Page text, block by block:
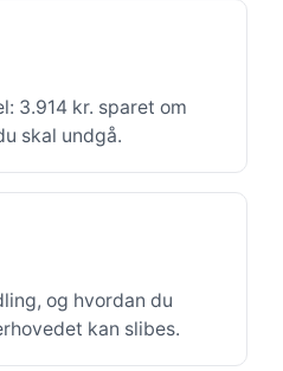
3.914 kr. sparet om
skal undgå.
og hvordan du
kan slibes.